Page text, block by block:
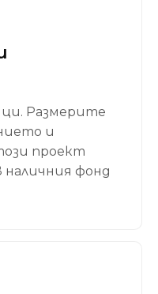
Размерите
и
проект
фонд